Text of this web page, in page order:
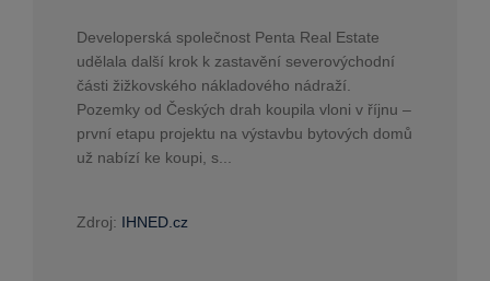
Developerská společnost Penta Real Estate
udělala další krok k zastavění severovýchodní
části žižkovského nákladového nádraží.
Pozemky od Českých drah koupila vloni v říjnu –
první etapu projektu na výstavbu bytových domů
už nabízí ke koupi, s...
Zdroj: IHNED.cz